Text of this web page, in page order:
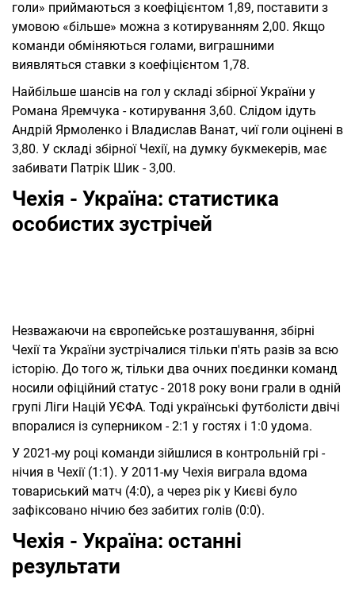
голи» приймаються з коефіцієнтом 1,89, поставити з
умовою «більше» можна з котируванням 2,00. Якщо
команди обміняються голами, виграшними
виявляться ставки з коефіцієнтом 1,78.
Найбільше шансів на гол у складі збірної України у
Романа Яремчука - котирування 3,60. Слідом ідуть
Андрій Ярмоленко і Владислав Ванат, чиї голи оцінені в
3,80. У складі збірної Чехії, на думку букмекерів, має
забивати Патрік Шик - 3,00.
Чехія - Україна: статистика
особистих зустрічей
Незважаючи на європейське розташування, збірні
Чехії та України зустрічалися тільки п'ять разів за всю
історію. До того ж, тільки два очних поєдинки команд
носили офіційний статус - 2018 року вони грали в одній
групі Ліги Націй УЄФА. Тоді українські футболісти двічі
впоралися із суперником - 2:1 у гостях і 1:0 удома.
У 2021-му році команди зійшлися в контрольній грі -
нічия в Чехії (1:1). У 2011-му Чехія виграла вдома
товариський матч (4:0), а через рік у Києві було
зафіксовано нічию без забитих голів (0:0).
Чехія - Україна: останні
результати